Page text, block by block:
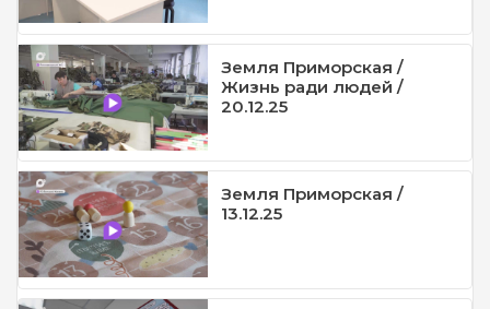
Земля Приморская /
Жизнь ради людей /
20.12.25
Земля Приморская /
13.12.25